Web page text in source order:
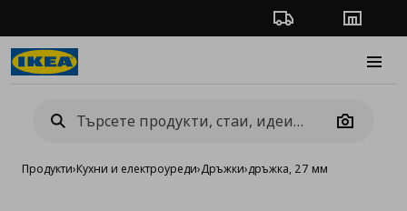
Проследяване на
Camera
Продукти›Кухни и електроуреди›Дръжки›дръжка, 27 мм